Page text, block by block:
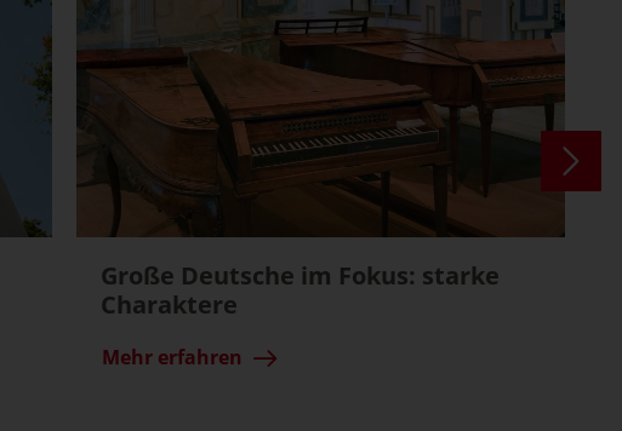
Große Deutsche im Fokus: starke
Charaktere
Mehr erfahren